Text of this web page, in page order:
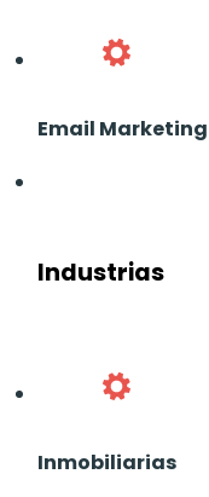
Email Marketing
Industrias
Inmobiliarias